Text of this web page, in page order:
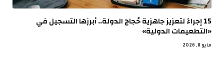
15 إجراءً لتعزيز جاهزية حُجاج الدولة.. أبرزها التسجيل في
«التطعيمات الدولية»
مايو 8, 2026